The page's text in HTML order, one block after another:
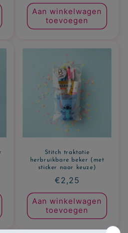
prijs
Aan winkelwagen
toevoegen
Stitch traktatie
herbruikbare beker (met
sticker naar keuze)
Normale
prijs
€2,25
Aan winkelwagen
toevoegen